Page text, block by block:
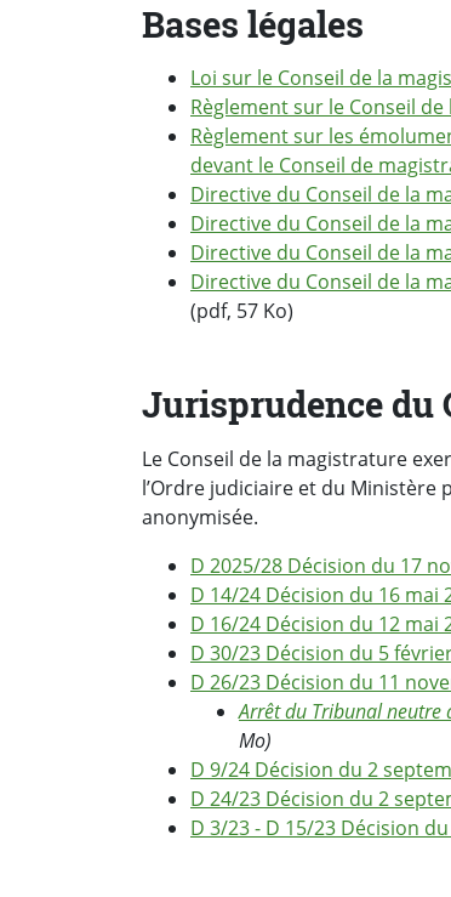
Bases légales
Loi sur le Conseil de la
Règlement sur le Conseil
Règlement sur les
devant le Conseil de
Directive du Conseil de la
Directive du Conseil de la
Directive du Conseil de la
Directive du Conseil de la
(pdf, 57 Ko)
Jurisprudence du
Le Conseil de la magistrature
l’Ordre judiciaire et du Ministère
anonymisée.
D 2025/28 Décision du 17
D 14/24 Décision du 16 mai
D 16/24 Décision du 12 mai
D 30/23 Décision du 5
D 26/23 Décision du 11
Arrêt du Tribunal neutre
Mo)
D 9/24 Décision du 2
D 24/23 Décision du 2
D 3/23 - D 15/23 Décision